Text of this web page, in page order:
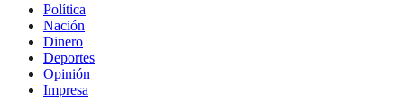
Política
Nación
Dinero
Deportes
Opinión
Impresa